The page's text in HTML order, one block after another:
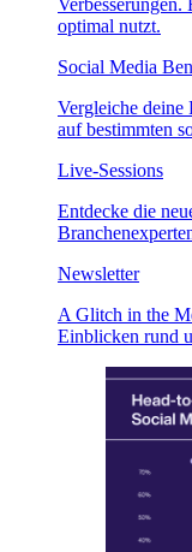
optimal nutzt.
Social Media
Vergleiche deine
auf bestimmten
Live-Sessions
Entdecke die
Newsletter
A Glitch in the
Einblicken rund